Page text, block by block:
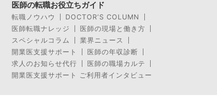
医師の転職お役立ちガイド
転職ノウハウ
DOCTOR’S COLUMN
医師転職ナレッジ
医師の現場と働き方
スペシャルコラム
業界ニュース
開業医支援サポート
医師の年収診断
求人のお知らせ代行
医師の職場カルテ
開業医支援サポート ご利用者インタビュー